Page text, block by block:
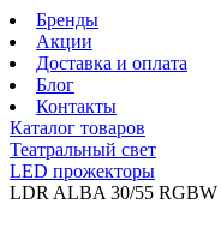
Бренды
Акции
Доставка и оплата
Блог
Контакты
Каталог товаров
Театральный свет
LED прожекторы
LDR ALBA 30/55